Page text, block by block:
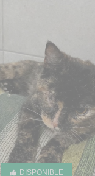
DISPONIBLE